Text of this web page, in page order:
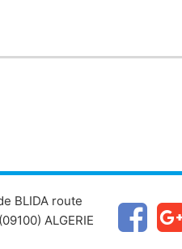
BLIDA route
ALGERIE